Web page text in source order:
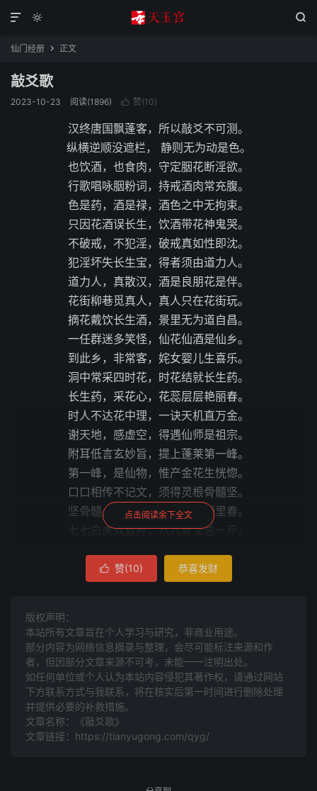
 

仙门经册  正文
敲爻歌
2023-10-23 阅读(1896)  赞(10)
汉终唐国飘蓬客，所以敲爻不可测。
纵横逆顺没遮栏， 静则无为动是色。
也饮酒，也食肉，守定胭花断淫欲。
行歌唱咏胭粉词，持戒酒肉常充腹。
色是药，酒是禄，酒色之中无拘束。
只因花酒误长生，饮酒带花神鬼哭。
不破戒，不犯淫，破戒真如性即沈。
犯淫坏失长生宝，得者须由道力人。
道力人，真散汉，酒是良朋花是伴。
花街柳巷觅真人，真人只在花街玩。
摘花戴饮长生酒，景里无为道自昌。
一任群迷多笑怪，仙花仙酒是仙乡。
到此乡，非常客，姹女婴儿生喜乐。
洞中常采四时花，时花结就长生药。
长生药，采花心，花蕊层层艳丽春。
时人不达花中理，一诀天机直万金。
谢天地，感虚空，得遇仙师是祖宗。
附耳低言玄妙旨，提上蓬莱第一峰。
第一峰，是仙物，惟产金花生恍惚。
口口相传不记文，须得灵根骨髓坚。
坚骨髓，炼灵根，片片桃花洞里春。
七七白虎双双养，八八青龙总一斤。
十二宫中蟾魄现，时时地魄降天魂。
庚要生，甲要生，生甲生庚道始萌。
拔取天根并地髓，白雪黄芽自长成。
铅亦生，汞亦生，生汞生铅一处烹。
烹炼不是精和液，天地乾坤日月精。
黄婆匹配得团圆，时刻无差口付传。
八卦三元全藉汞，
铅生汞，汞生铅，夺得乾坤造化权。
点击阅读余下全文
 赞(10) 恭喜发财
版权声明：
本站所有文章旨在个人学习与研究，非商业用途。
部分内容为网络信息摘录与整理，会尽可能标注来源和作
者，但因部分文章来源不可考，未能一一注明出处。
如任何单位或个人认为本站内容侵犯其著作权，请通过网站
下方联系方式与我联系​​，将在核实后第一时间进行删除处理
并提供必要的补救措施。
文章名称：《敲爻歌》
文章链接： https://tianyugong.com/qyg/